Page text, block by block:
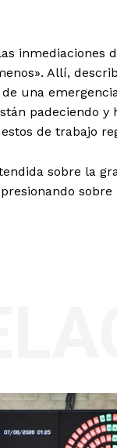
inmediaciones
Allí,
una
padeciendo
de trabajo
sobre la